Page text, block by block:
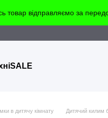
відправляємо за
SALE
в дитячу кімнату Дитячий килим